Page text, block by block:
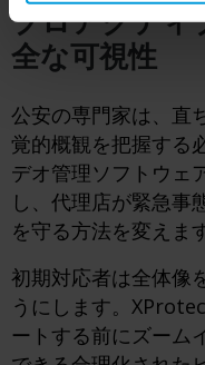
プロアクティ
全な可視性
公安の専門家は、直
覚的概観を把握する
デオ管理ソフトウェ
し、代理店が緊急事
を守る方法を変えます
初期対応者は全体像
うにします。
ートする前にズーム